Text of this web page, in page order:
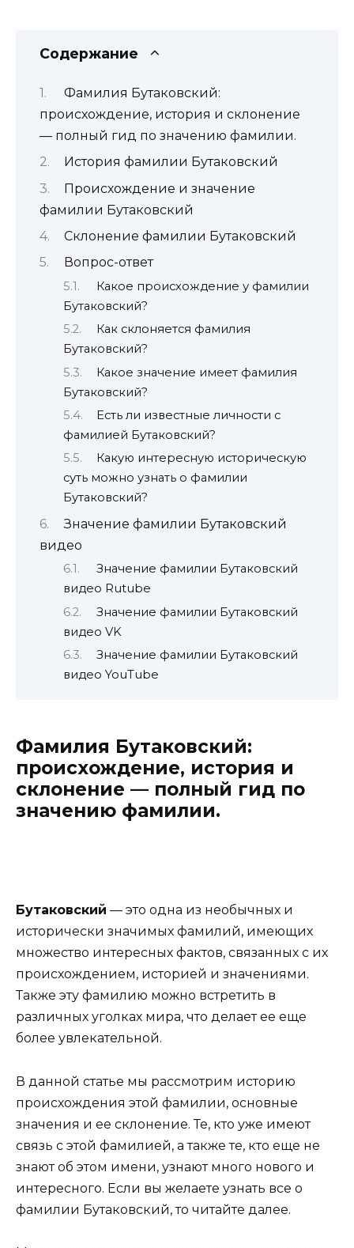
Содержание
Фамилия Бутаковский:
происхождение, история и склонение
— полный гид по значению фамилии.
История фамилии Бутаковский
Происхождение и значение
фамилии Бутаковский
Склонение фамилии Бутаковский
Вопрос-ответ
Какое происхождение у фамилии
Бутаковский?
Как склоняется фамилия
Бутаковский?
Какое значение имеет фамилия
Бутаковский?
Есть ли известные личности с
фамилией Бутаковский?
Какую интересную историческую
суть можно узнать о фамилии
Бутаковский?
Значение фамилии Бутаковский
видео
Значение фамилии Бутаковский
видео Rutube
Значение фамилии Бутаковский
видео VK
Значение фамилии Бутаковский
видео YouTube
Фамилия Бутаковский:
происхождение, история и
склонение — полный гид по
значению фамилии.
Бутаковский — это одна из необычных и
исторически значимых фамилий, имеющих
множество интересных фактов, связанных с их
происхождением, историей и значениями.
Также эту фамилию можно встретить в
различных уголках мира, что делает ее еще
более увлекательной.
В данной статье мы рассмотрим историю
происхождения этой фамилии, основные
значения и ее склонение. Те, кто уже имеют
связь с этой фамилией, а также те, кто еще не
знают об этом имени, узнают много нового и
интересного. Если вы желаете узнать все о
фамилии Бутаковский, то читайте далее.